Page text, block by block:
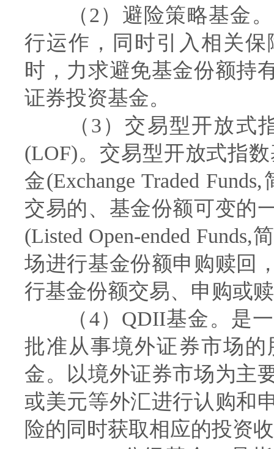
（2）避险策略基金。
行运作，同时引入相关
时，力求避免基金份额持
证券投资基金。
（3）交易型开放式指
(LOF)。交易型开放式指
金(Exchange Traded
交易的、基金份额可变的
(Listed Open-ended
场进行基金份额申购赎回
行基金份额交易、申购或
（4）QDII基金。是一
批准从事境外证券市场
金。以境外证券市场为主
或美元等外汇进行认购和
险的同时获取相应的投资